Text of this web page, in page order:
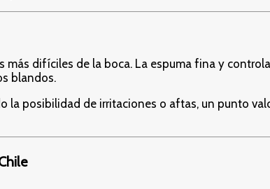
más difíciles de la boca. La espuma fina y
blandos.
la posibilidad de irritaciones o aftas, un punto